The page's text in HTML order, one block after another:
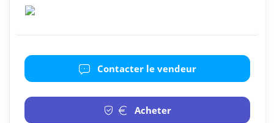
Contacter le vendeur
Acheter